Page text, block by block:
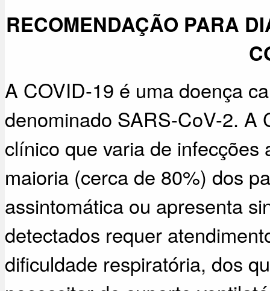
RECOMENDAÇÃO PARA
A COVID-19 é uma doença
denominado SARS-CoV-2. A
clínico que varia de
maioria (cerca de 80%) dos
assintomática ou apresenta
detectados requer
dificuldade respiratória, dos